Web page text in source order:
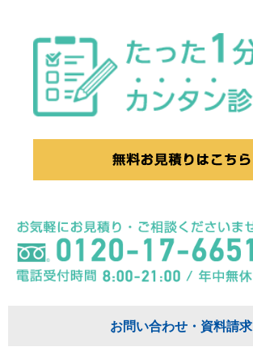
お問い合わせ・資料請求